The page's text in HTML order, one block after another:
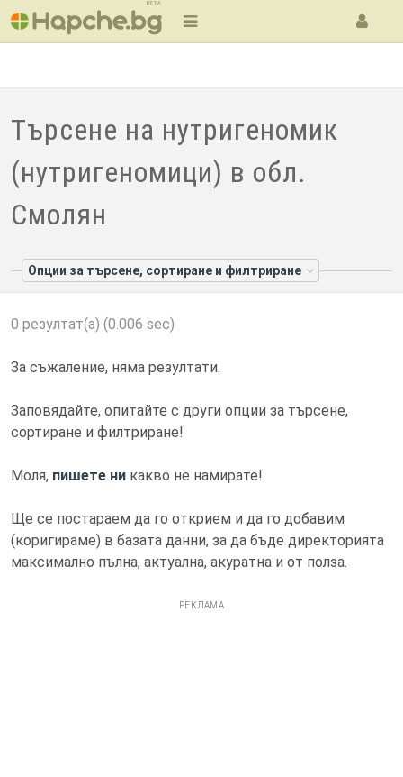
BETA
Търсене на нутригеномик
(нутригеномици) в обл.
Смолян
Опции за търсене, сортиране и филтриране
0 резултат(а) (0.006 sec)
За съжаление, няма резултати.
Заповядайте, опитайте с други опции за търсене,
сортиране и филтриране!
Моля, пишете ни какво не намирате!
Ще се постараем да го открием и да го добавим
(коригираме) в базата данни, за да бъде директорията
максимално пълна, актуална, акуратна и от полза.
РЕКЛАМА